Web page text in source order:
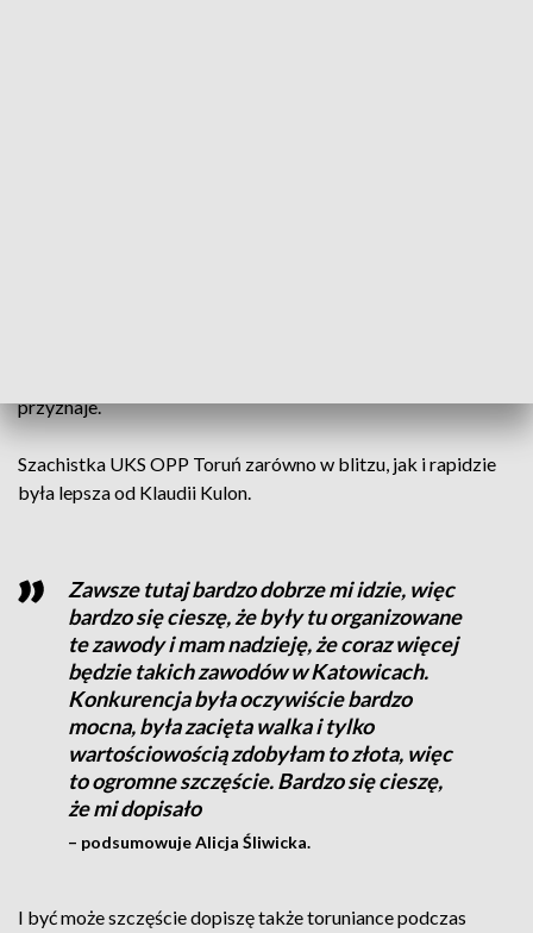
przyznaje.
Szachistka UKS OPP Toruń zarówno w blitzu, jak i rapidzie
była lepsza od Klaudii Kulon.
Zawsze tutaj bardzo dobrze mi idzie, więc
bardzo się cieszę, że były tu organizowane
te zawody i mam nadzieję, że coraz więcej
będzie takich zawodów w Katowicach.
Konkurencja była oczywiście bardzo
mocna, była zacięta walka i tylko
wartościowością zdobyłam to złota, więc
to ogromne szczęście. Bardzo się cieszę,
że mi dopisało
– podsumowuje Alicja Śliwicka.
I być może szczęście dopiszę także toruniance podczas